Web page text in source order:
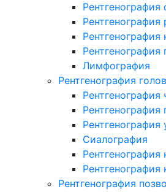
Рентгенография
Рентгенография
Рентгенография
Лимфография
Рентгенография
Рентгенография
Рентгенография
Рентгенография
Сиалография
Рентгенография
Рентгенография
Рентгенография